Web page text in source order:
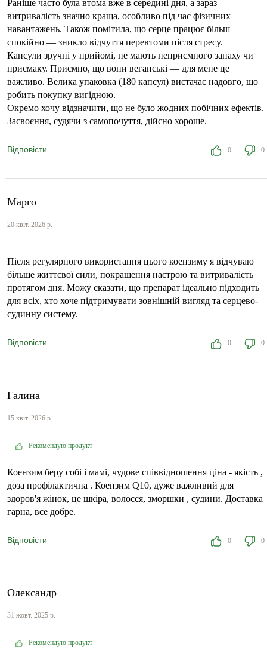
Раніше часто була втома вже в середині дня, а зараз
витривалість значно краща, особливо під час фізичних
навантажень. Також помітила, що серце працює більш
спокійно — зникло відчуття перевтоми після стресу.
Капсули зручні у прийомі, не мають неприємного запаху чи
присмаку. Приємно, що вони веганські — для мене це
важливо. Велика упаковка (180 капсул) вистачає надовго, що
робить покупку вигідною.
Окремо хочу відзначити, що не було жодних побічних ефектів.
Засвоєння, судячи з самопочуття, дійсно хороше.
Відповісти 0 0
Марго
20 квіт. 2026 р.
Після регулярного використання цього коензиму я відчуваю
більше життєвої сили, покращення настрою та витривалість
протягом дня. Можу сказати, що препарат ідеально підходить
для всіх, хто хоче підтримувати зовнішній вигляд та серцево-
судинну систему.
Відповісти 0 0
Галина
15 квіт. 2026 р.
Рекомендую продукт
Коензим беру собі і мамі, чудове співвідношення ціна - якість ,
доза профілактична . Коензим Q10, дуже важливий для
здоров'я жінок, це шкіра, волосся, зморшки , судини. Доставка
гарна, все добре.
Відповісти 0 0
Олександр
31 жовт. 2025 р.
Рекомендую продукт